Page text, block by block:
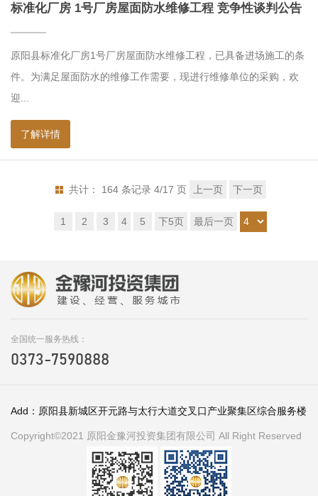
标准化厂房 1号厂房屋面防水维修工程 竞争性谈判公告
原阳县标准化厂房1号厂房屋面防水维修工程，已具备进场施工的条
件。为满足屋面防水的维修工作需要，现进行维修单位的采购，欢
迎...
了解详情
共计： 164 条记录 4/17 页 上一页 下一页
1 2 3 4 5 下5页 最后一页
全国统一服务热线：
0373-7590888
Add：原阳县新城区开元路与太行大道交叉口产业聚集区综合服务楼
Copyright©2021 原阳金豫河投资集团有限公司 All Right Reserved